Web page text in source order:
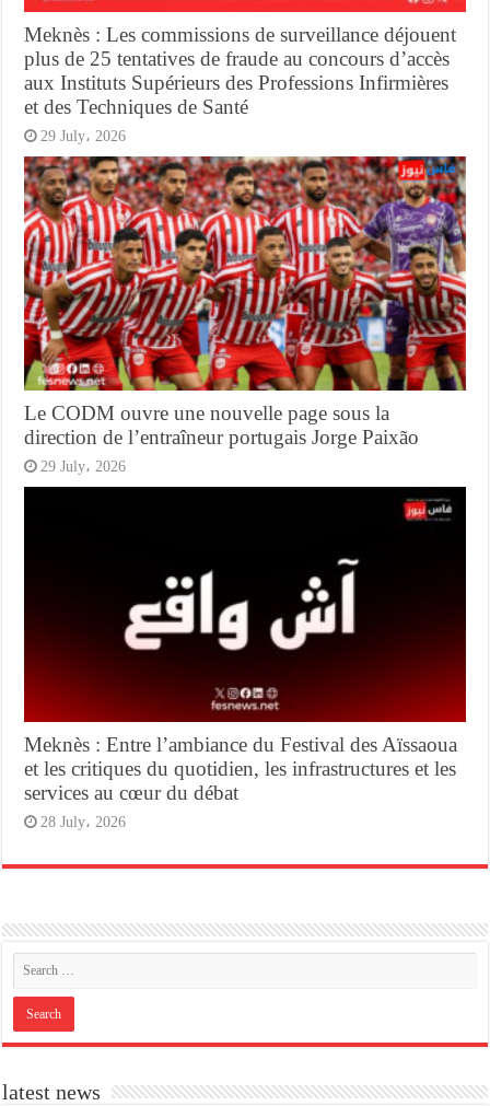
Meknès : Les commissions de surveillance déjouent
plus de 25 tentatives de fraude au concours d’accès
aux Instituts Supérieurs des Professions Infirmières
et des Techniques de Santé
29 July، 2026
Le CODM ouvre une nouvelle page sous la
direction de l’entraîneur portugais Jorge Paixão
29 July، 2026
Meknès : Entre l’ambiance du Festival des Aïssaoua
et les critiques du quotidien, les infrastructures et les
services au cœur du débat
28 July، 2026
latest news